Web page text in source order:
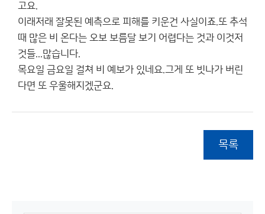
고요.
이래저래 잘못된 예측으로 피해를 키운건 사실이죠.또 추석
때 많은 비 온다는 오보 보름달 보기 어렵다는 것과 이것저
것들...많습니다.
목요일 금요일 걸쳐 비 예보가 있네요.그게 또 빗나가 버린
다면 또 우울해지겠군요.
목록